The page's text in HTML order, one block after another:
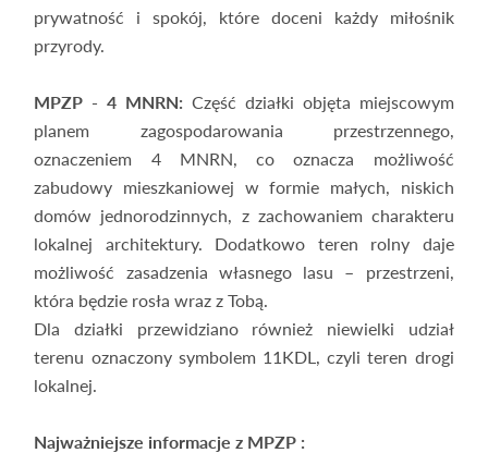
prywatność i spokój, które doceni każdy miłośnik
przyrody.
MPZP - 4 MNRN: Część działki objęta miejscowym
planem zagospodarowania przestrzennego,
oznaczeniem 4 MNRN, co oznacza możliwość
zabudowy mieszkaniowej w formie małych, niskich
domów jednorodzinnych, z zachowaniem charakteru
lokalnej architektury. Dodatkowo teren rolny daje
możliwość zasadzenia własnego lasu – przestrzeni,
która będzie rosła wraz z Tobą.
Dla działki przewidziano również niewielki udział
terenu oznaczony symbolem 11KDL, czyli teren drogi
lokalnej.
Najważniejsze informacje z MPZP :